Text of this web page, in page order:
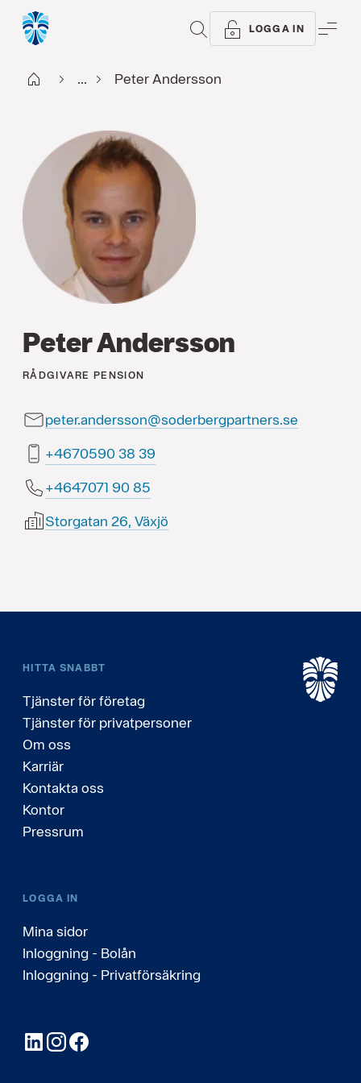
SÖK LOGGA IN
Start ... Peter Andersson
Peter Andersson
RÅDGIVARE PENSION
peter.andersson@soderbergpartners.se
93 83 0950764+
58 09 1707464+
Storgatan 26, Växjö
HITTA SNABBT
Tjänster för företag
Tjänster för privatpersoner
Om oss
Karriär
Kontakta oss
Kontor
Pressrum
LOGGA IN
Mina sidor
Inloggning - Bolån
Inloggning - Privatförsäkring
LinkedInInstagram